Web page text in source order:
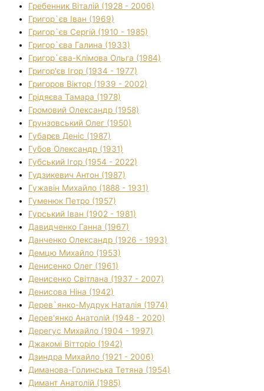
Гребенник Віталій (1928 - 2006)
Григор`єв Іван (1969)
Григор`єв Сергій (1910 - 1985)
Григор`єва Галина (1933)
Григор`єва-Клімова Ольга (1984)
Григор'єв Ігор (1934 - 1977)
Григоров Віктор (1939 - 2002)
Грідяєва Тамара (1978)
Громовий Олександр (1958)
Грунзовський Олег (1950)
Губарєв Деніс (1987)
Губов Олександр (1931)
Губський Ігор (1954 - 2022)
Гудзикевич Антон (1987)
Гужавін Михайло (1888 - 1931)
Гуменюк Петро (1957)
Гурський Іван (1902 - 1981)
Давидченко Ганна (1967)
Данченко Олександр (1926 - 1993)
Демцю Михайло (1953)
Денисенко Олег (1961)
Денисенко Світлана (1937 - 2007)
Денисова Ніна (1942)
Дерев`янко-Мудрук Наталія (1974)
Дерев'янко Анатолій (1948 - 2020)
Дерегус Михайло (1904 - 1997)
Джакомі Вітторіо (1942)
Дзиндра Михайло (1921 - 2006)
Диманова-Голинська Тетяна (1954)
Димант Анатолій (1985)